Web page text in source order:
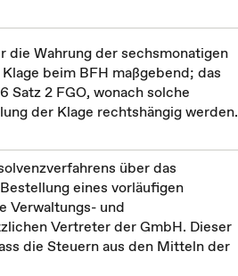
die Wahrung der sechsmonatigen
beim BFH maßgebend; das
Satz 2 FGO, wonach solche
der Klage rechtshängig werden.
über das
eines vorläufigen
Verwaltungs- und
Vertreter der GmbH. Dieser
die Steuern aus den Mitteln der